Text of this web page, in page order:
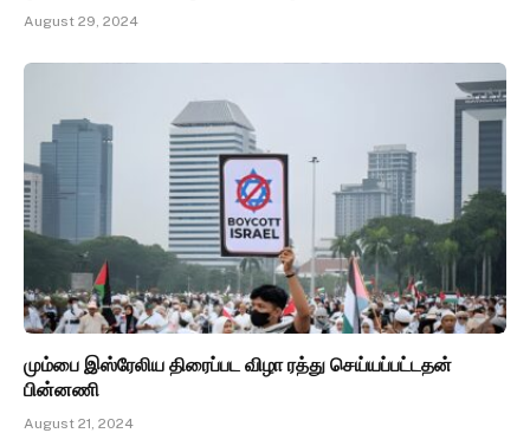
August 29, 2024
மும்பை இஸ்ரேலிய திரைப்பட விழா ரத்து செய்யப்பட்டதன்
பின்னணி
August 21, 2024